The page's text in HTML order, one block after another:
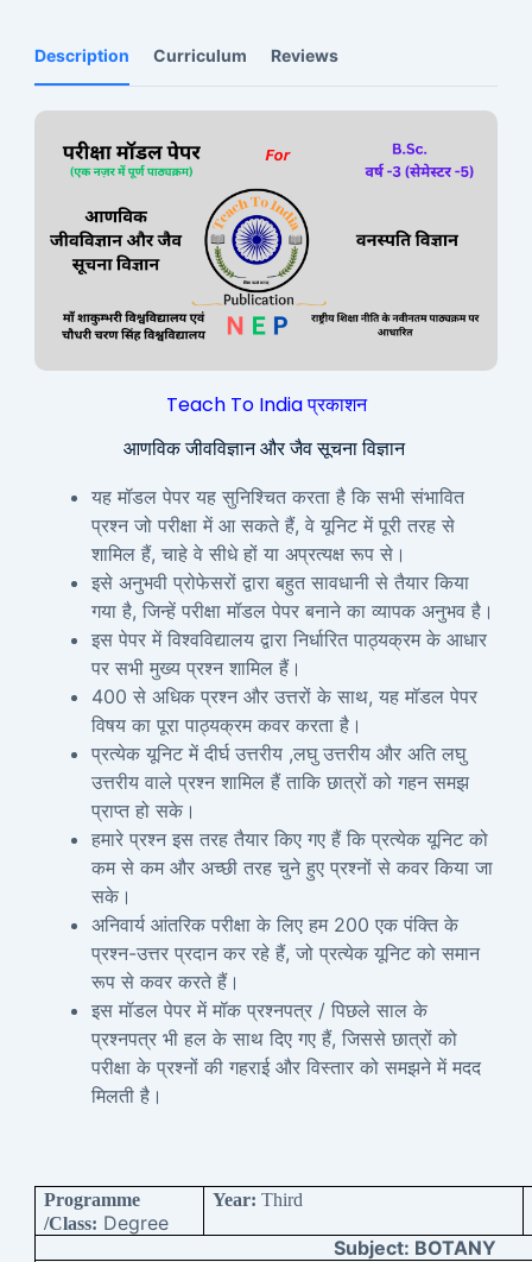
Description Curriculum Reviews
Teach To India प्रकाशन
आणविक जीवविज्ञान और जैव सूचना विज्ञान
यह मॉडल पेपर यह सुनिश्चित करता है कि सभी संभावित
प्रश्न जो परीक्षा में आ सकते हैं, वे यूनिट में पूरी तरह से
शामिल हैं, चाहे वे सीधे हों या अप्रत्यक्ष रूप से।
इसे अनुभवी प्रोफेसरों द्वारा बहुत सावधानी से तैयार किया
गया है, जिन्हें परीक्षा मॉडल पेपर बनाने का व्यापक अनुभव है।
इस पेपर में विश्वविद्यालय द्वारा निर्धारित पाठ्यक्रम के आधार
पर सभी मुख्य प्रश्न शामिल हैं।
400 से अधिक प्रश्न और उत्तरों के साथ, यह मॉडल पेपर
विषय का पूरा पाठ्यक्रम कवर करता है।
प्रत्येक यूनिट में दीर्घ उत्तरीय ,लघु उत्तरीय और अति लघु
उत्तरीय वाले प्रश्न शामिल हैं ताकि छात्रों को गहन समझ
प्राप्त हो सके।
हमारे प्रश्न इस तरह तैयार किए गए हैं कि प्रत्येक यूनिट को
कम से कम और अच्छी तरह चुने हुए प्रश्नों से कवर किया जा
सके।
अनिवार्य आंतरिक परीक्षा के लिए हम 200 एक पंक्ति के
प्रश्न-उत्तर प्रदान कर रहे हैं, जो प्रत्येक यूनिट को समान
रूप से कवर करते हैं।
इस मॉडल पेपर में मॉक प्रश्नपत्र / पिछले साल के
प्रश्नपत्र भी हल के साथ दिए गए हैं, जिससे छात्रों को
परीक्षा के प्रश्नों की गहराई और विस्तार को समझने में मदद
मिलती है।
Programme
/Class: Degree
Year: Third
Subject: BOTANY